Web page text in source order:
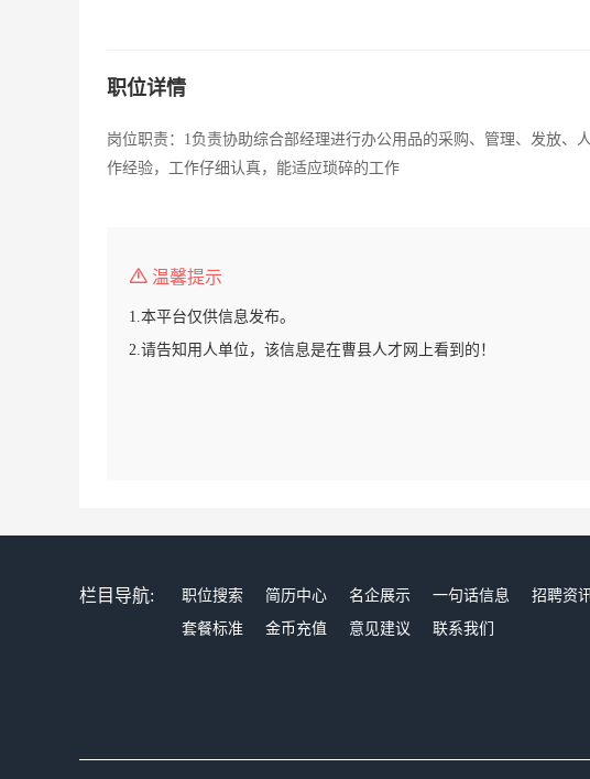
职位详情
岗位职责：1负责协助综合部经理进行办公用品的采购、管理、发放
作经验，工作仔细认真，能适应琐碎的工作
温馨提示
1.本平台仅供信息发布。
2.请告知用人单位，该信息是在曹县人才网上看到的！
栏目导航: 职位搜索 简历中心 名企展示 一句话信息 招聘资
套餐标准
金币充值 意见建议 联系我们